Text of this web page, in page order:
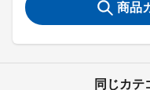
商品
同じカテ